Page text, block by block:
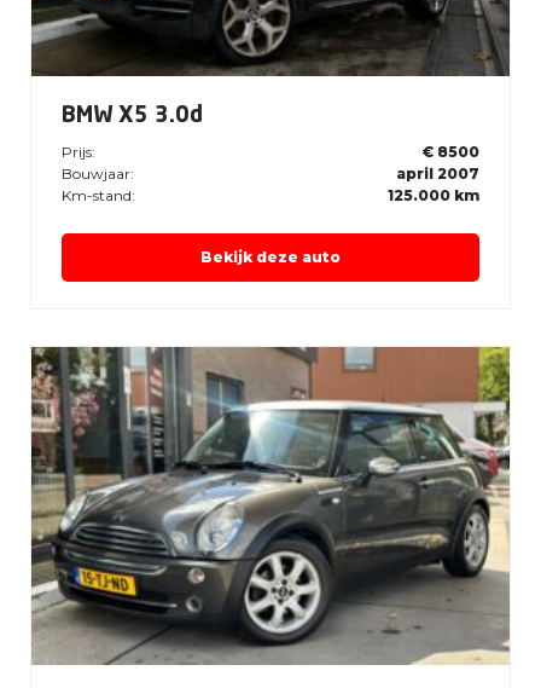
BMW X5 3.0d
Prijs:
€ 8500
Bouwjaar:
april 2007
Km-stand:
125.000 km
Bekijk deze auto